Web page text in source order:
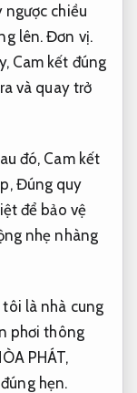
ngược chiều
lên.Đơn vị.
Cam kết đúng
và quay trở
đó, Cam kết
Đúng quy
để bảo vệ
nhẹ nhàng
là nhà cung
phơi thông
PHÁT,
hẹn.